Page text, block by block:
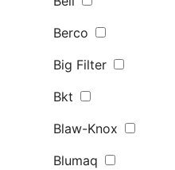
Berco
Big Filter
Bkt
Blaw-Knox
Blumaq